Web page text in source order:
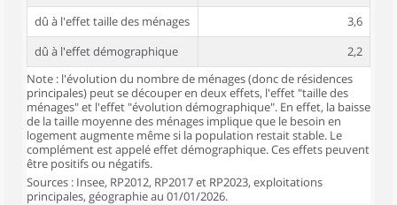
dû à l'effet taille des ménages
3,6
dû à l'effet démographique
2,2
Note : l'évolution du nombre de ménages (donc de résidences
principales) peut se découper en deux effets, l'effet "taille des
ménages" et l'effet "évolution démographique". En effet, la baisse
de la taille moyenne des ménages implique que le besoin en
logement augmente même si la population restait stable. Le
complément est appelé effet démographique. Ces effets peuvent
être positifs ou négatifs.
Sources : Insee, RP2012, RP2017 et RP2023, exploitations
principales, géographie au 01/01/2026.